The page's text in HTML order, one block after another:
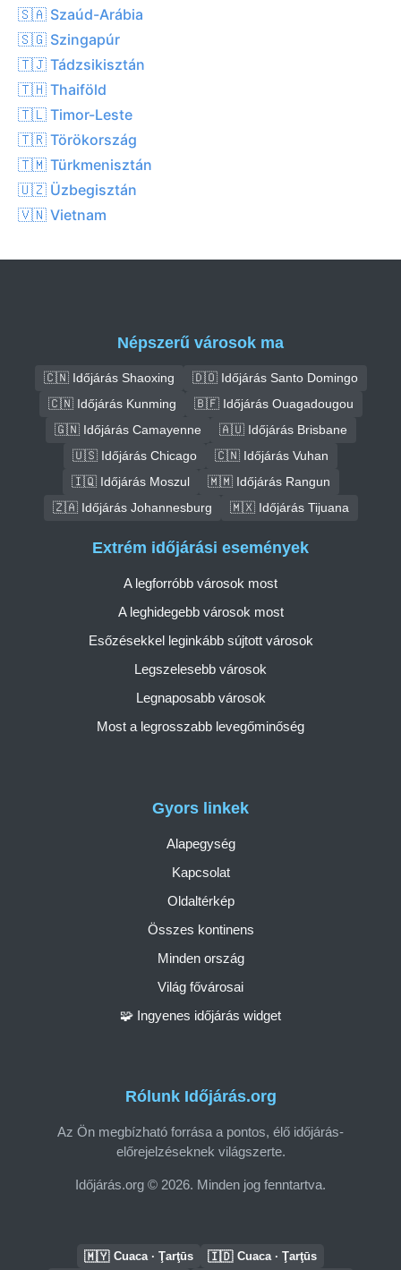
🇸🇦 Szaúd-Arábia
🇸🇬 Szingapúr
🇹🇯 Tádzsikisztán
🇹🇭 Thaiföld
🇹🇱 Timor-Leste
🇹🇷 Törökország
🇹🇲 Türkmenisztán
🇺🇿 Üzbegisztán
🇻🇳 Vietnam
Népszerű városok ma
🇨🇳 Időjárás Shaoxing
🇩🇴 Időjárás Santo Domingo
🇨🇳 Időjárás Kunming
🇧🇫 Időjárás Ouagadougou
🇬🇳 Időjárás Camayenne
🇦🇺 Időjárás Brisbane
🇺🇸 Időjárás Chicago
🇨🇳 Időjárás Vuhan
🇮🇶 Időjárás Moszul
🇲🇲 Időjárás Rangun
🇿🇦 Időjárás Johannesburg
🇲🇽 Időjárás Tijuana
Rólunk Időjárás.org
Az Ön megbízható forrása a pontos, élő időjárás-
előrejelzéseknek világszerte.
Időjárás.org © 2026. Minden jog fenntartva.
Gyors linkek
Alapegység
Kapcsolat
Oldaltérkép
Összes kontinens
Minden ország
Világ fővárosai
🧩 Ingyenes időjárás widget
Extrém időjárási események
A legforróbb városok most
A leghidegebb városok most
Esőzésekkel leginkább sújtott városok
Legszelesebb városok
Legnaposabb városok
Most a legrosszabb levegőminőség
🇲🇾 Cuaca · Ţarţūs 🇮🇩 Cuaca · Ţarţūs